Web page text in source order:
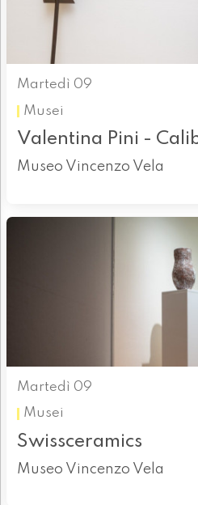
Martedì 09
Musei
Valentina Pini -
Museo Vincenzo Vela
Martedì 09
Musei
Swissceramics
Museo Vincenzo Vela